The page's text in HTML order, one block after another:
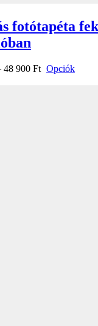
fotótapéta
48 900 Ft Opciók